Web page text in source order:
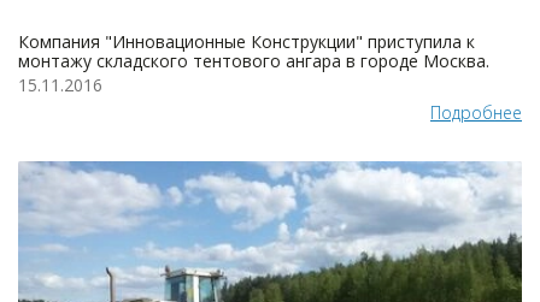
Компания "Инновационные Конструкции" приступила к
монтажу складского тентового ангара в городе Москва.
15.11.2016
Подробнее